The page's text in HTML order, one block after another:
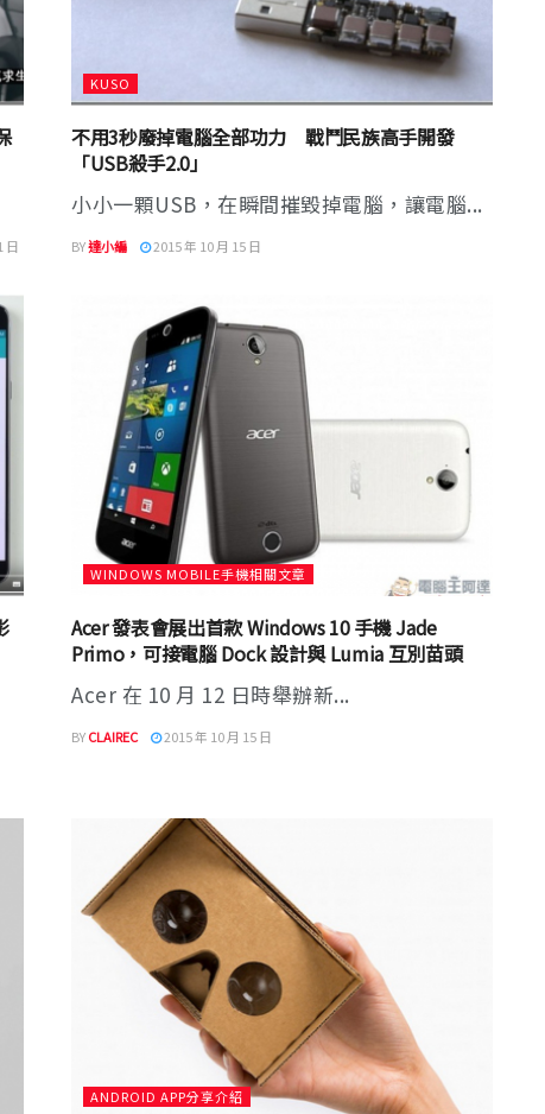
日
KUSO
不用3秒廢掉電腦全部功力 戰鬥民族高手開發
「USB殺手2.0」
小小一顆USB，在瞬間摧毀掉電腦，讓電腦...
BY達小編 2015 年 10 月 15 日
WINDOWS MOBILE手機相關文章
Acer 發表會展出首款 Windows 10 手機 Jade
Primo，可接電腦 Dock 設計與 Lumia 互別苗頭
Acer 在 10 月 12 日時舉辦新...
BYCLAIREC 2015 年 10 月 15 日
ANDROID APP分享介紹